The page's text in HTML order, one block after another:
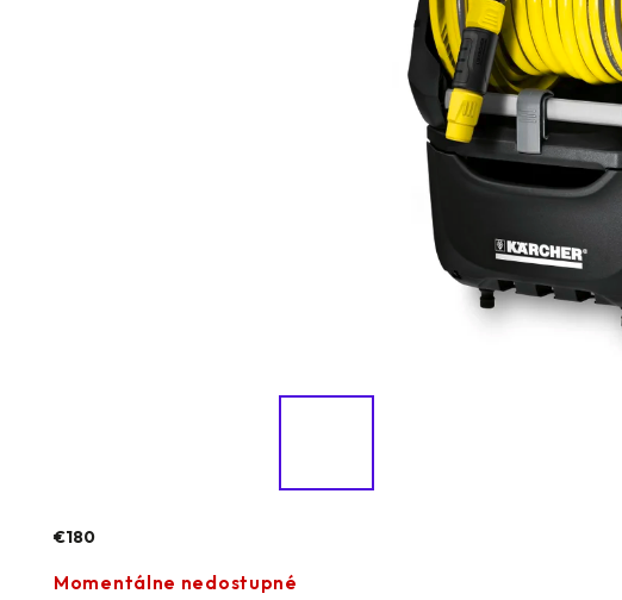
€180
Momentálne nedostupné